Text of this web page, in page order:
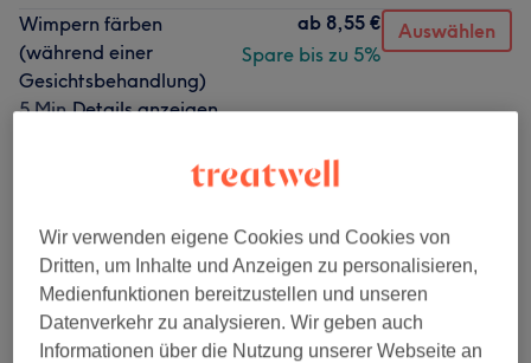
Wimpern färben
(während einer
Gesichtsbehandlung)
5 Min.Details anzeigen
ab 8,55 €
Spare bis zu 5%
Auswählen
Details anzeigen
15 Min.Details anzeigen
Auswählen
Nicht gefunden wonach du gesucht hast?
Alle Services
Wir verwenden eigene Cookies und Cookies von
Dritten, um Inhalte und Anzeigen zu personalisieren,
Medienfunktionen bereitzustellen und unseren
Datenverkehr zu analysieren. Wir geben auch
Informationen über die Nutzung unserer Webseite an